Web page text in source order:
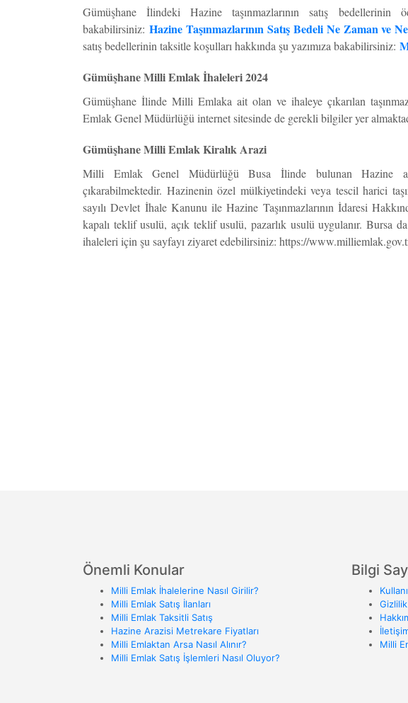
Gümüşhane İlindeki Hazine taşınmazlarının satış bedellerinin
bakabilirsiniz: Hazine Taşınmazlarının Satış Bedeli Ne Zaman ve
satış bedellerinin taksitle koşulları hakkında şu yazımıza bakabilirsiniz:
Gümüşhane Milli Emlak İhaleleri 2024
Gümüşhane İlinde Milli Emlaka ait olan ve ihaleye çıkarılan
Emlak Genel Müdürlüğü internet sitesinde de gerekli bilgiler yer
Gümüşhane Milli Emlak Kiralık Arazi
Milli Emlak Genel Müdürlüğü Busa İlinde bulunan Hazine
çıkarabilmektedir. Hazinenin özel mülkiyetindeki veya tescil harici
sayılı Devlet İhale Kanunu ile Hazine Taşınmazlarının İdaresi
kapalı teklif usulü, açık teklif usulü, pazarlık usulü uygulanır. Bursa
ihaleleri için şu sayfayı ziyaret edebilirsiniz: https://
Önemli Konular
Milli Emlak İhalelerine Nasıl Girilir?
Milli Emlak Satış İlanları
Milli Emlak Taksitli Satış
Hazine Arazisi Metrekare Fiyatları
Milli Emlaktan Arsa Nasıl Alınır?
Milli Emlak Satış İşlemleri Nasıl Oluyor?
Bilgi
Milli